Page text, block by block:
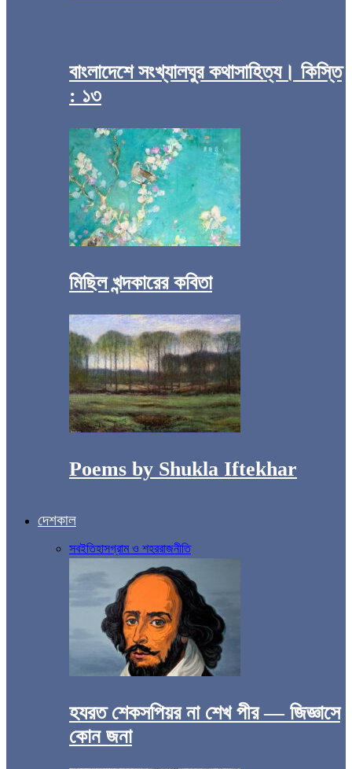
বাংলাদেশে সংখ্যালঘুর কথাসাহিত্য। কিস্তি
: ১৩
মিছিল খন্দকারের কবিতা
Poems by Shukla Iftekhar
দেশকাল
সবইতিহাসগ্রাম ও শহররাজনীতি
হযরত শেকসপিয়র না শেখ পীর — জিজ্ঞাসে
কোন জনা